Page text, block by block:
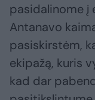
pasidalinome į
Antanavo
pasiskirstėm,
ekipažą, kuris
kad dar